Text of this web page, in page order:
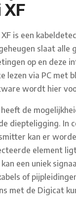
XF
is een
slaat alle
op en deze
lezen via PC met
wordt hier
de
diepteligging. In
kan er
element
een uniek
of
met de Digicat